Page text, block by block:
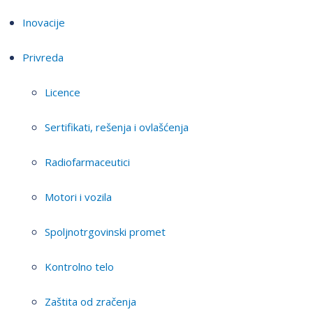
Inovacije
Privreda
Licence
Sertifikati, rešenja i ovlašćenja
Radiofarmaceutici
Motori i vozila
Spoljnotrgovinski promet
Kontrolno telo
Zaštita od zračenja